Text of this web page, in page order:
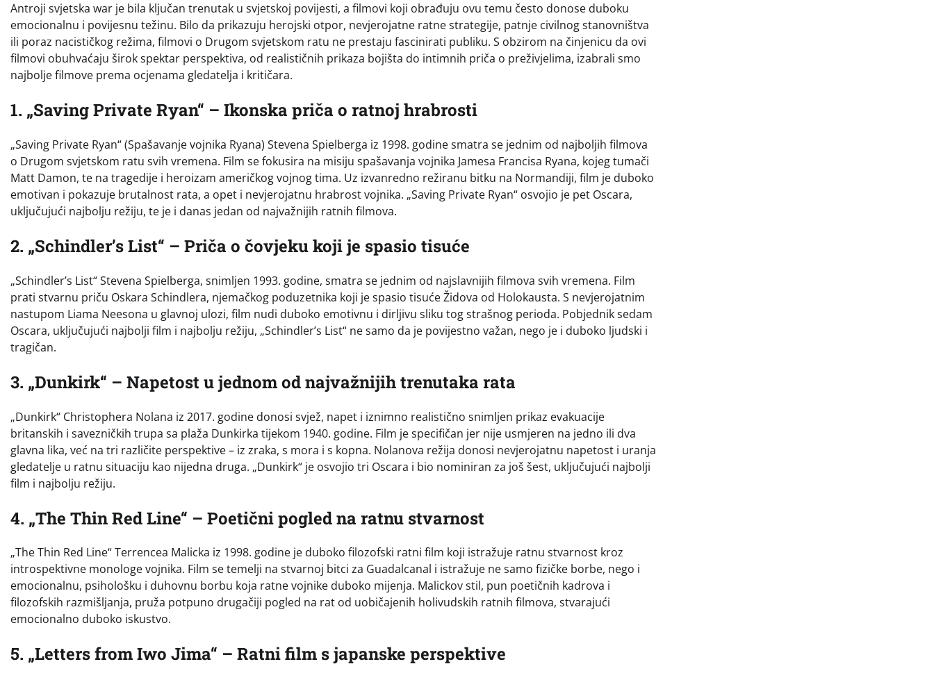
Antroji svjetska war je bila ključan trenutak u svjetskoj povijesti, a filmovi koji obrađuju ovu temu često donose duboku
emocionalnu i povijesnu težinu. Bilo da prikazuju herojski otpor, nevjerojatne ratne strategije, patnje civilnog stanovništva
ili poraz nacističkog režima, filmovi o Drugom svjetskom ratu ne prestaju fascinirati publiku. S obzirom na činjenicu da ovi
filmovi obuhvaćaju širok spektar perspektiva, od realističnih prikaza bojišta do intimnih priča o preživjelima, izabrali smo
najbolje filmove prema ocjenama gledatelja i kritičara.
1. „Saving Private Ryan“ – Ikonska priča o ratnoj hrabrosti
„Saving Private Ryan“ (Spašavanje vojnika Ryana) Stevena Spielberga iz 1998. godine smatra se jednim od najboljih filmova
o Drugom svjetskom ratu svih vremena. Film se fokusira na misiju spašavanja vojnika Jamesa Francisa Ryana, kojeg tumači
Matt Damon, te na tragedije i heroizam američkog vojnog tima. Uz izvanredno režiranu bitku na Normandiji, film je duboko
emotivan i pokazuje brutalnost rata, a opet i nevjerojatnu hrabrost vojnika. „Saving Private Ryan“ osvojio je pet Oscara,
uključujući najbolju režiju, te je i danas jedan od najvažnijih ratnih filmova.
2. „Schindler’s List“ – Priča o čovjeku koji je spasio tisuće
„Schindler’s List“ Stevena Spielberga, snimljen 1993. godine, smatra se jednim od najslavnijih filmova svih vremena. Film
prati stvarnu priču Oskara Schindlera, njemačkog poduzetnika koji je spasio tisuće Židova od Holokausta. S nevjerojatnim
nastupom Liama Neesona u glavnoj ulozi, film nudi duboko emotivnu i dirljivu sliku tog strašnog perioda. Pobjednik sedam
Oscara, uključujući najbolji film i najbolju režiju, „Schindler’s List“ ne samo da je povijestno važan, nego je i duboko ljudski i
tragičan.
3. „Dunkirk“ – Napetost u jednom od najvažnijih trenutaka rata
„Dunkirk“ Christophera Nolana iz 2017. godine donosi svjež, napet i iznimno realistično snimljen prikaz evakuacije
britanskih i savezničkih trupa sa plaža Dunkirka tijekom 1940. godine. Film je specifičan jer nije usmjeren na jedno ili dva
glavna lika, već na tri različite perspektive – iz zraka, s mora i s kopna. Nolanova režija donosi nevjerojatnu napetost i uranja
gledatelje u ratnu situaciju kao nijedna druga. „Dunkirk“ je osvojio tri Oscara i bio nominiran za još šest, uključujući najbolji
film i najbolju režiju.
4. „The Thin Red Line“ – Poetični pogled na ratnu stvarnost
„The Thin Red Line“ Terrencea Malicka iz 1998. godine je duboko filozofski ratni film koji istražuje ratnu stvarnost kroz
introspektivne monologe vojnika. Film se temelji na stvarnoj bitci za Guadalcanal i istražuje ne samo fizičke borbe, nego i
emocionalnu, psihološku i duhovnu borbu koja ratne vojnike duboko mijenja. Malickov stil, pun poetičnih kadrova i
filozofskih razmišljanja, pruža potpuno drugačiji pogled na rat od uobičajenih holivudskih ratnih filmova, stvarajući
emocionalno duboko iskustvo.
5. „Letters from Iwo Jima“ – Ratni film s japanske perspektive